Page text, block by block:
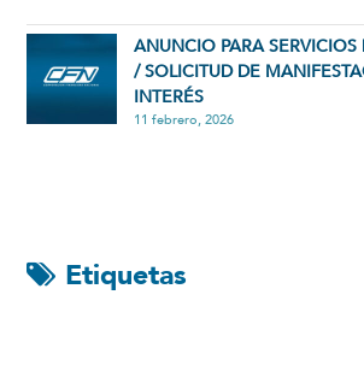
ANUNCIO PARA
/ SOLICITUD DE
INTERÉS
11 febrero, 2026
Etiquetas